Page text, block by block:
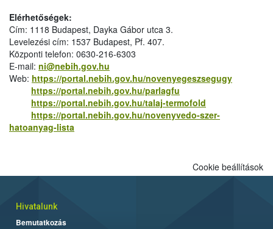
Elérhetőségek:
Cím: 1118 Budapest, Dayka Gábor utca 3.
Levelezési cím: 1537 Budapest, Pf. 407.
Központi telefon: 0630-216-6303
E-mail: ni@nebih.gov.hu
Web: https://portal.nebih.gov.hu/novenyegeszsegugy
https://portal.nebih.gov.hu/parlagfu
https://portal.nebih.gov.hu/talaj-termofold
https://portal.nebih.gov.hu/novenyvedo-szer-
hatoanyag-lista
Cookie beállítások
Hivatalunk
Bemutatkozás